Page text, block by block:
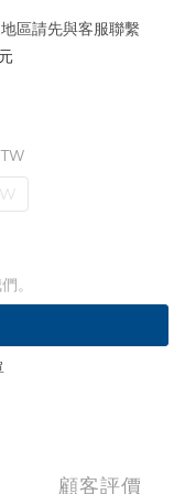
區請先與客服聯繫
。
顧客評價